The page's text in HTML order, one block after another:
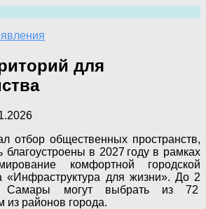
для
отбор общественных пространств,
благоустроены в 2027 году в рамках
комфортной городской
«Инфраструктура для жизни». До 2
Самары могут выбрать из 72
из районов города.